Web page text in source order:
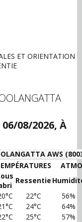
ET ORIENTATION
06/08/2026, À
AWS
Ressentie
22°C
56%
24°C
64%
25°C
57%